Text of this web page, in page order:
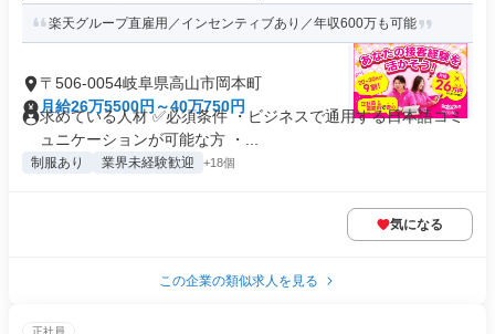
楽天グループ直雇用／インセンティブあり／年収600万も可能
〒506-0054岐阜県高山市岡本町
月給26万5500円～40万750円
求めている人材 ✅必須条件 ・ビジネスで通用する日本語コミ
ュニケーションが可能な方 ・...
制服あり 業界未経験歓迎 +18個
気になる
この企業の類似求人を見る
正社員